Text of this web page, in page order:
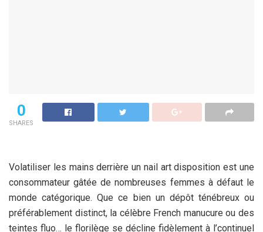
0
SHARES
Volatiliser les mains derrière un nail art disposition est une
consommateur gâtée de nombreuses femmes à défaut le
monde catégorique. Que ce bien un dépôt ténébreux ou
préférablement distinct, la célèbre French manucure ou des
teintes fluo… le florilège se décline fidèlement à l’continuel